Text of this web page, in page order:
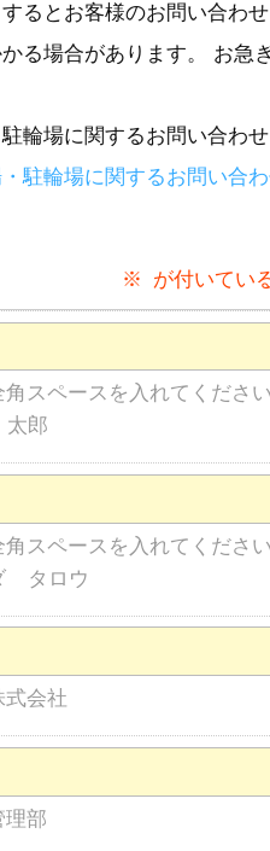
るとお客様のお問い合わ
る場合があります。 お急
輪場に関するお問い合わ
駐輪場に関するお問い合
※ が付いてい
スペースを入れてくださ
郎
スペースを入れてくださ
タロウ
式会社
理部